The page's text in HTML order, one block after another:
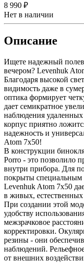
8 990 ₽
Нет в наличии
Описание
Ищете надежный
вечером? Levenhuk
Благодаря высокой
видимость даже в
оптика формирует
дает семикратное
наблюдения
корпус приятно
надежность и
Atom 7x50!
В конструкции
Porro - это позволило
внутри прибора. Для
покрыты специальным
Levenhuk Atom 7x50
в живых, естественных
При создании этой
удобству
межзрачковое
корректировки.
резины - они
наблюдений.
от внешних